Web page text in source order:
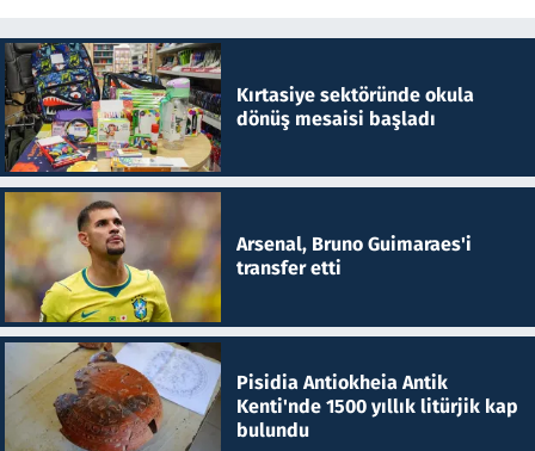
Kırtasiye sektöründe okula
dönüş mesaisi başladı
Arsenal, Bruno Guimaraes'i
transfer etti
Pisidia Antiokheia Antik
Kenti'nde 1500 yıllık litürjik kap
bulundu